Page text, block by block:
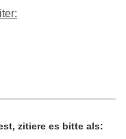
zitiere es bitte als: